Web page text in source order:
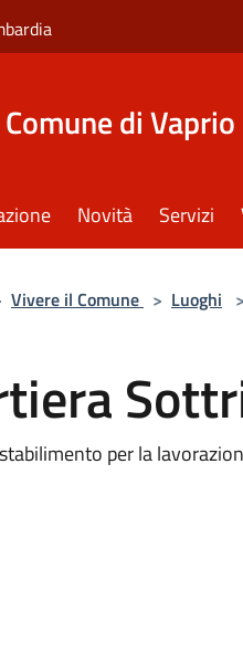
Comune di
Novità Servizi
Vivere il Comune > Luoghi >
per la